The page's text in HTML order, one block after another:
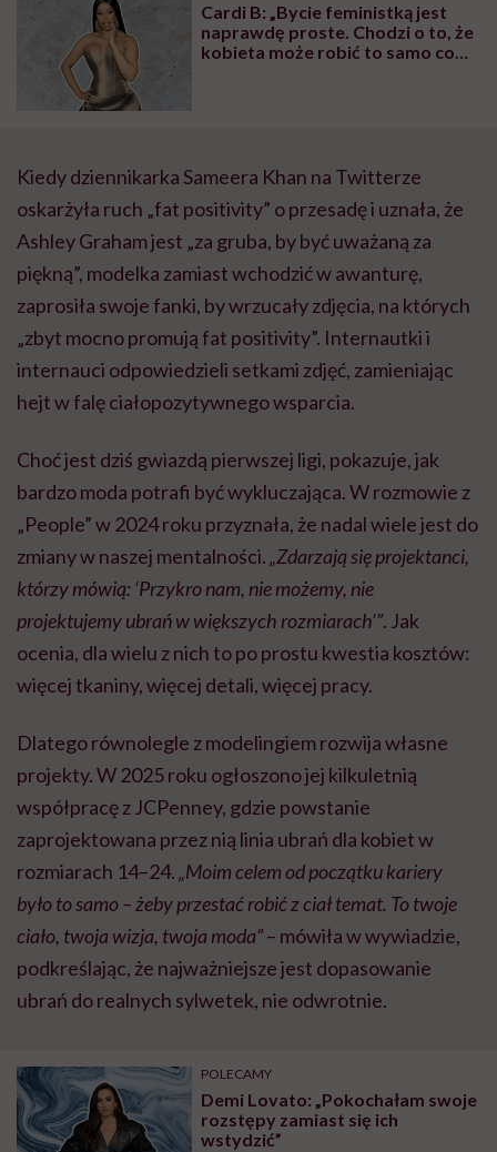
Cardi B: „Bycie feministką jest
naprawdę proste. Chodzi o to, że
kobieta może robić to samo co
Kiedy dziennikarka Sameera Khan na Twitterze
oskarżyła ruch „fat positivity” o przesadę i uznała, że
Ashley Graham jest „za gruba, by być uważaną za
piękną”, modelka zamiast wchodzić w awanturę,
zaprosiła swoje fanki, by wrzucały zdjęcia, na których
„zbyt mocno promują fat positivity”. Internautki i
internauci odpowiedzieli setkami zdjęć, zamieniając
hejt w falę ciałopozytywnego wsparcia.
Choć jest dziś gwiazdą pierwszej ligi, pokazuje, jak
bardzo moda potrafi być wykluczająca. W rozmowie z
„People” w 2024 roku przyznała, że nadal wiele jest do
zmiany w naszej mentalności.„Zdarzają się projektanci,
którzy mówią: ‘Przykro nam, nie możemy, nie
projektujemy ubrań w większych rozmiarach’”. Jak
ocenia, dla wielu z nich to po prostu kwestia kosztów:
więcej tkaniny, więcej detali, więcej pracy.
Dlatego równolegle z modelingiem rozwija własne
projekty. W 2025 roku ogłoszono jej kilkuletnią
współpracę z JCPenney, gdzie powstanie
zaprojektowana przez nią linia ubrań dla kobiet w
rozmiarach 14–24.„Moim celem od początku kariery
było to samo – żeby przestać robić z ciał temat. To twoje
ciało, twoja wizja, twoja moda”– mówiła w wywiadzie,
podkreślając, że najważniejsze jest dopasowanie
ubrań do realnych sylwetek, nie odwrotnie.
POLECAMY
Demi Lovato: „Pokochałam swoje
rozstępy zamiast się ich
wstydzić”